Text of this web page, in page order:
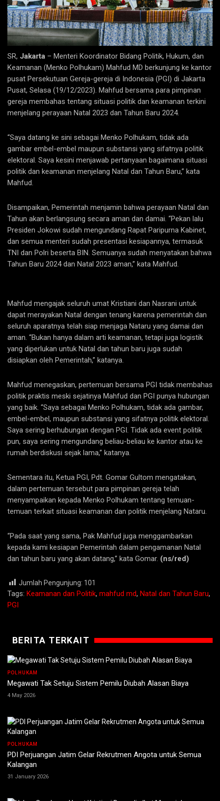
SR, Jakarta – Menteri Koordinator Bidang Politik, Hukum, dan
Keamanan (Menko Polhukam) Mahfud MD berkunjung ke kantor
pusat Persekutuan Gereja-gereja di Indonesia (PGI) di Jakarta
Pusat, Selasa (19/12/2023). Mahfud bersama para pimpinan
gereja membahas tentang situasi politik dan keamanan terkini
menjelang perayaan Natal 2023 dan Tahun Baru 2024.
“Saya datang ke sini sebagai Menko Polhukam, tidak ada
gambar embel-embel maupun substansi yang sifatnya politik
elektoral. Saya kesini menjawab pertanyaan bagaimana situasi
politik dan keamanan menjelang Natal dan Tahun Baru,” kata
Mahfud.
Disampaikan, Pemerintah menjamin bahwa perayaan Natal dan
Tahun akan berlangsung secara aman dan damai. “Pekan lalu
Presiden Jokowi sudah mengundang Rapat Paripurna Kabinet,
dan semua menteri sudah presentasi kesiapannya, termasuk
TNI dan Polri beserta BIN. Semuanya sudah menyatakan bahwa
Tahun Baru 2024 dan Natal 2023 aman,” kata Mahfud.
Mahfud mengajak seluruh umat Kristiani dan Nasrani untuk
dapat merayakan Natal dengan tenang karena pemerintah dan
seluruh aparatnya telah siap menjaga Nataru yang damai dan
aman. “Bukan hanya dalam arti keamanan, tetapi juga logistik
yang diperlukan untuk Natal dan tahun baru juga sudah
disiapkan oleh Pemerintah,” katanya.
Mahfud menegaskan, pertemuan bersama PGI tidak membahas
politik praktis meski sejatinya Mahfud dan PGI punya hubungan
yang baik. “Saya sebagai Menko Polhukam, tidak ada gambar,
embel-embel, maupun substansi yang sifatnya politik elektoral.
Saya sering berhubungan dengan PGI. Tidak ada event politik
pun, saya sering mengundang beliau-beliau ke kantor atau ke
rumah berdiskusi sejak lama,” katanya.
Sementara itu, Ketua PGI, Pdt. Gomar Gultom mengatakan,
dalam pertemuan tersebut para pimpinan gereja telah
menyampaikan kepada Menko Polhukam tentang temuan-
temuan terkait situasi keamanan dan politik menjelang Nataru.
“Pada saat yang sama, Pak Mahfud juga menggambarkan
kepada kami kesiapan Pemerintah dalam pengamanan Natal
dan tahun baru yang akan datang,” kata Gomar. (ns/red)
Jumlah Pengunjung: 101
Tags: Keamanan dan Politik, mahfud md, Natal dan Tahun Baru,
PGI
BERITA TERKAIT
POLHUKAM
Megawati Tak Setuju Sistem Pemilu Diubah Alasan Biaya
4 May 2026
POLHUKAM
PDI Perjuangan Jatim Gelar Rekrutmen Angota untuk Semua
Kalangan
31 January 2026